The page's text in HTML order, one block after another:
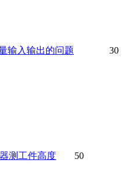
输入输出的问题 30
测工件高度
50